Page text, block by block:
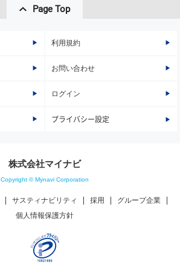
Page Top
利用規約
お問い合わせ
ログイン
プライバシー設定
株式会社マイナビ
Copyright © Mynavi Corporation
サスティナビリティ 採用
グループ企業
個人情報保護方針